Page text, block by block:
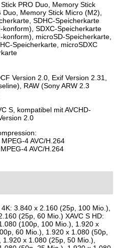
PRO Duo, Memory Stick
Duo, Memory Stick Micro (M2),
SDHC-Speicherkarte
konform), SDXC-Speicherkarte
konform), microSD-Speicherkarte,
Speicherkarte, microSDXC
Version 2.0, Exif Version 2.31,
RAW (Sony ARW 2.3
S, kompatibel mit AVCHD-
2.0
MPEG-4 AVC/H.264
4 AVC/H.264
4K: 3.840 x 2.160 (25p, 100 Mio.),
(25p, 60 Mio.) XAVC S HD:
(100p, 100 Mio.), 1.920 x
60 Mio.), 1.920 x 1.080 (50p,
1.920 x 1.080 (25p, 50 Mio.),